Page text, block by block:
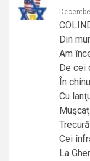
Din
Am
De cei
În
Cu
Cei
La